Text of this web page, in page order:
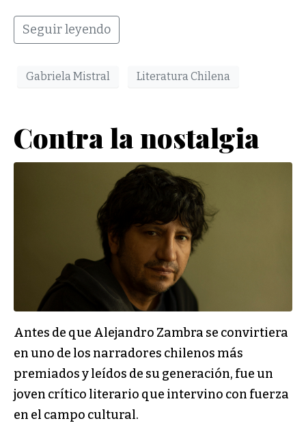
Seguir leyendo
Gabriela Mistral Literatura Chilena
Contra la nostalgia
Antes de que Alejandro Zambra se convirtiera
en uno de los narradores chilenos más
premiados y leídos de su generación, fue un
joven crítico literario que intervino con fuerza
en el campo cultural.